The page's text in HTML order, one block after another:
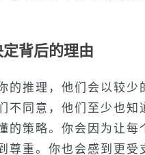
背后的理由
的推理，他们会以较少
不同意，他们至少也知
的策略。你会因为让每
尊重。你也会感到更受